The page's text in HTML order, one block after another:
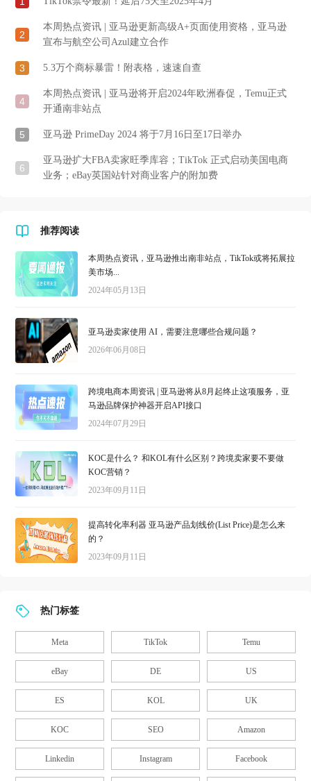
2
本周热点资讯 | 亚马逊更新高级A+页面使用资格，亚马逊
宣布与航空公司Azul建立合作
3 5.3万个商标暴雷！附表格，速速自查
4
本周热点资讯 | 亚马逊将开启2024年欧洲春促，Temu正式
开通南非站点
5 亚马逊 PrimeDay 2024 将于7月16日至17日举办
6
亚马逊扩大FBA卖家旺季库容；TikTok 正式启动美国电商
业务；eBay英国站针对商业客户的附加费
推荐阅读
本周热点资讯，亚马逊推出南非站点，TikTok或将拓展拉
美市场...
2024年05月13日
亚马逊卖家使用 AI，需要注意哪些合规问题？
2026年06月08日
跨境电商本周资讯 | 亚马逊将从8月起终止这项服务，亚
马逊品牌保护神器开启API接口
2024年07月29日
KOC是什么？ 和KOL有什么区别？跨境卖家要不要做
KOC营销？
2023年09月11日
提高转化率利器 亚马逊产品划线价(List Price)是怎么来
的？
2023年09月11日
热门标签
Meta TikTok Temu
eBay DE US
ES KOL UK
KOC SEO Amazon
Linkedin Instagram Facebook